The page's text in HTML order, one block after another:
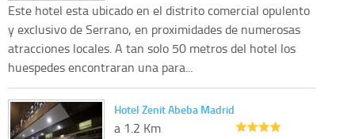
Este hotel esta ubicado en el distrito comercial opulento
y exclusivo de Serrano, en proximidades de numerosas
atracciones locales. A tan solo 50 metros del hotel los
huespedes encontraran una para...
Hotel Zenit Abeba Madrid
a 1.2 Km